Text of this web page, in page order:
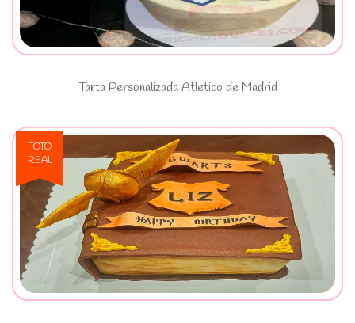
de Madrid
Tarta Personalizada Atletico de Madrid
FOTO
REAL
Ver Tarta Harry Potter con
Bizcocho de chocolate con relleno
de buttercream de fresas